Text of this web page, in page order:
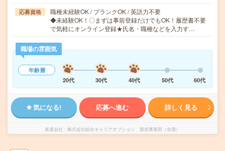
応募資格
職種未経験OK / ブランクOK / 英語力不要
◆未経験OK！〇まずは事前登録だけでもOK！履歴書不要
で気軽にオンライン登録★氏名・職種などを入力す…
職場の雰囲気
年齢層
20代
30代 40代 50代 60代
気になる! 応募へ進む 詳しく見る
派遣会社 株式会社綜合キャリアオプション 製造事業部（全国）